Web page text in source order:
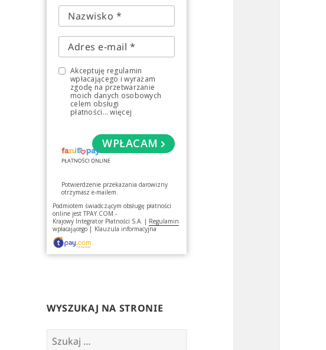
Akceptuję regulamin
wpłacającego i wyrażam
zgodę na przetwarzanie
moich danych osobowych
celem obsługi
płatności... więcej
WPŁACAM
Potwierdzenie przekazania darowizny
otrzymasz e-mailem.
Podmiotem świadczącym obsługę płatności
online jestTPAY.COM -
Krajowy Integrator Płatności S.A. | Regulamin
wpłacającego | Klauzula informacyjna
WYSZUKAJ NA STRONIE
Szukaj: